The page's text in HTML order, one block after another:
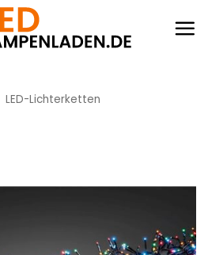
LED-Lichterketten